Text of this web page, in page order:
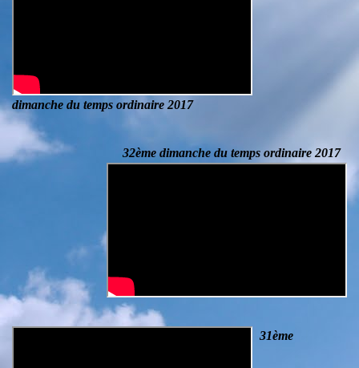
dimanche du temps ordinaire 2017
32ème dimanche du temps ordinaire 2017
31ème